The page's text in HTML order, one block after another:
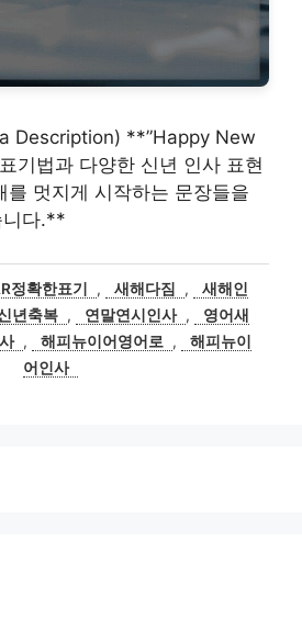
Description) **”Happy New
기법과 다양한 신년 인사 표현
를 멋지게 시작하는 문장들을
니다.**
정확한표기 , 새해다짐 ,
새해인
년축복 , 연말연시인사 ,
영어새
, 해피뉴이어영어로 ,
해피뉴이
어인사